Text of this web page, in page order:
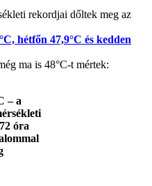
rekordjai dőltek meg az
hétfőn 47,9°C és kedden
ma is 48°C-t mértek:
– a
óra